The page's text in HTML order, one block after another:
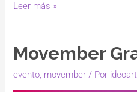
Leer más »
Movember
evento, movember / Por